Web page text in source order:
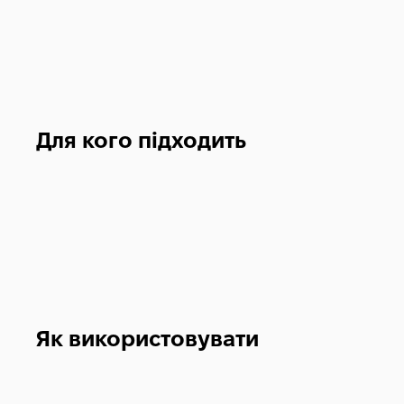
Для кого підходить
Як використовувати